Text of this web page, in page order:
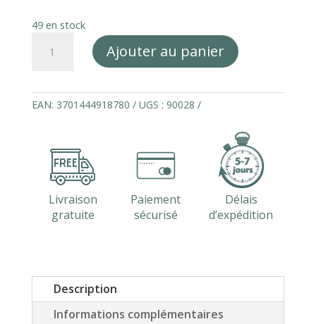
49 en stock
6
table
satin
coton
LUXE
Ajouter au panier
EAN: 3701444918780 UGS : 90028
Livraison
gratuite
Paiement
sécurisé
Délais
d’expédition
Description
Informations complémentaires